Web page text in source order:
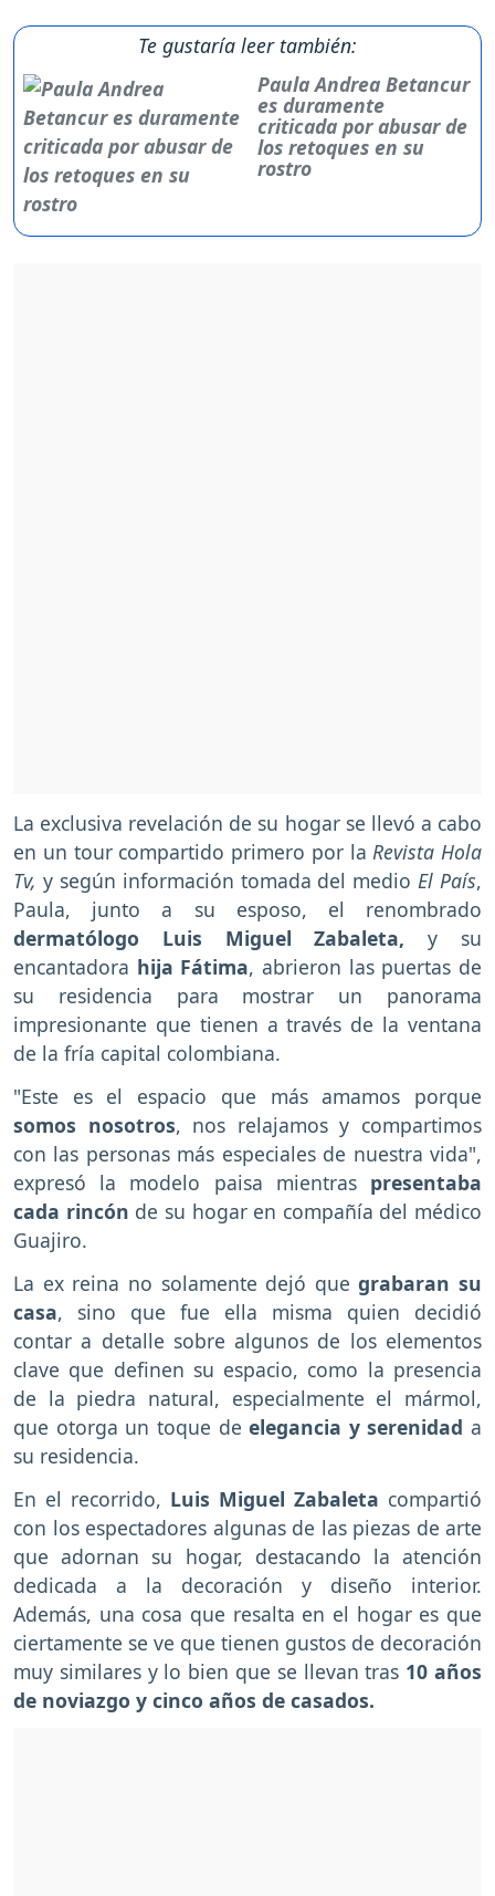
Te gustaría leer también:
Paula Andrea Betancur
es duramente
criticada por abusar de
los retoques en su
rostro
La exclusiva revelación de su hogar se llevó a cabo
en un tour compartido primero por laRevista Hola
Tv, y según información tomada del medio El País,
Paula, junto a su esposo, el renombrado
dermatólogo Luis Miguel Zabaleta,y su
encantadora hija Fátima, abrieron las puertas de
su residencia para mostrar un panorama
impresionante que tienen a través de la ventana
de la fría capital colombiana.
"Este es el espacio que más amamos porque
somos nosotros, nos relajamos y compartimos
con las personas más especiales de nuestra vida",
expresó la modelo paisa mientraspresentaba
cada rincón de su hogar en compañía del médico
Guajiro.
La ex reina no solamente dejó quegrabaran su
casa, sino que fue ella misma quien decidió
contar a detalle sobre algunos de los elementos
clave que definen su espacio, como la presencia
de la piedra natural, especialmente el mármol,
que otorga un toque deelegancia y serenidad a
su residencia.
En el recorrido, Luis Miguel Zabaleta compartió
con los espectadores algunas de las piezas de arte
que adornan su hogar, destacando la atención
dedicada a la decoración y diseño interior.
Además, una cosa que resalta en el hogar es que
ciertamente se ve que tienen gustos de decoración
muy similares y lo bien que se llevan tras 10 años
de noviazgo y cinco años de casados.